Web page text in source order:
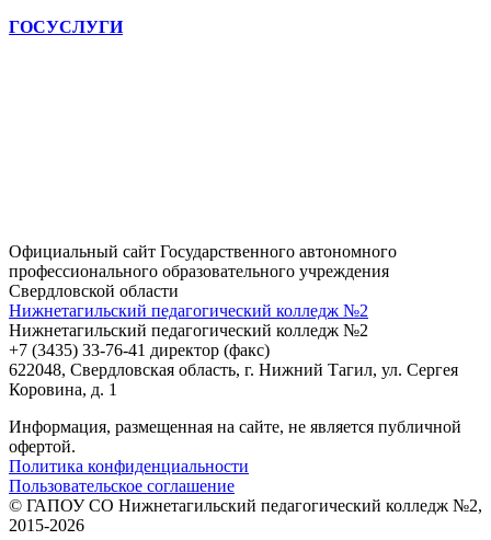
ГОСУСЛУГИ
Официальный сайт Государственного автономного
профессионального образовательного учреждения
Свердловской области
Нижнетагильский педагогический колледж №2
Нижнетагильский педагогический колледж №2
+7 (3435) 33-76-41 директор (факс)
622048, Свердловская область, г. Нижний Тагил, ул. Сергея
Коровина, д. 1
Информация, размещенная на сайте, не является публичной
офертой.
Политика конфиденциальности
Пользовательское соглашение
© ГАПОУ СО Нижнетагильский педагогический колледж №2,
2015-2026